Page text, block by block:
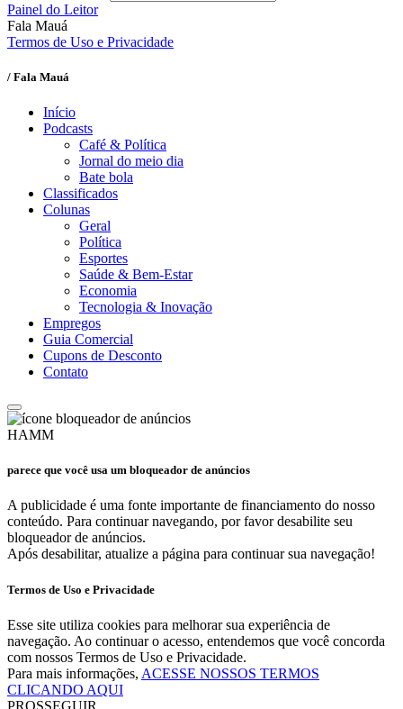
Painel do Leitor
Fala Mauá
Termos de Uso e Privacidade
/ Fala Mauá
Início
Podcasts
Café & Política
Jornal do meio dia
Bate bola
Classificados
Colunas
Geral
Política
Esportes
Saúde & Bem-Estar
Economia
Tecnologia & Inovação
Empregos
Guia Comercial
Cupons de Desconto
Contato
HAMM
parece que você usa um bloqueador de anúncios
A publicidade é uma fonte importante de financiamento do nosso
conteúdo. Para continuar navegando, por favor desabilite seu
bloqueador de anúncios.
Após desabilitar, atualize a página para continuar sua navegação!
Termos de Uso e Privacidade
Esse site utiliza cookies para melhorar sua experiência de
navegação. Ao continuar o acesso, entendemos que você concorda
com nossos Termos de Uso e Privacidade.
Para mais informações, ACESSE NOSSOS TERMOS
CLICANDO AQUI
PROSSEGUIR